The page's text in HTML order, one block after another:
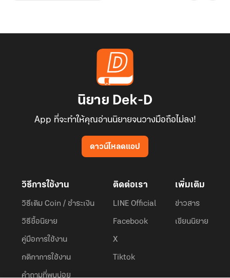
นิยาย Dek-D
App ที่จะทำให้คุณอ่านนิยายจนวางมือถือไม่ลง!
ดาวน์โหลดแอป
วิธีการใช้งาน
วิธีเติม Coin / ชำระเงิน
วิธีซื้อนิยาย
คู่มือการใช้งาน
กติกาการใช้งาน
คำถามที่พบบ่อย
ติดต่อเรา
LINE Official
Facebook
X
Tiktok
เพิ่มเติม
ข่าวสาร
เขียนนิยาย